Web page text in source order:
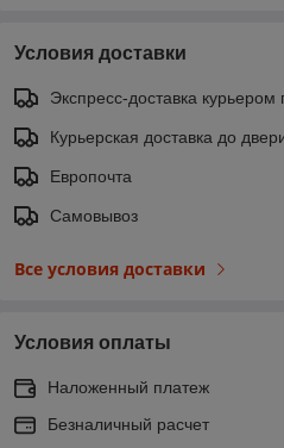
Условия доставки
Экспресс-доставка
Курьерская доставка до
Европочта
Самовывоз
Все условия доставки
Условия оплаты
Наложенный платеж
Безналичный расчет